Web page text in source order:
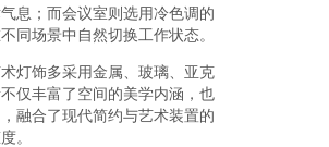
息；而会议室则选用冷色调的
同场景中自然切换工作状态。
灯饰多采用金属、玻璃、亚克
仅丰富了空间的美学内涵，也
融合了现代简约与艺术装置的
。